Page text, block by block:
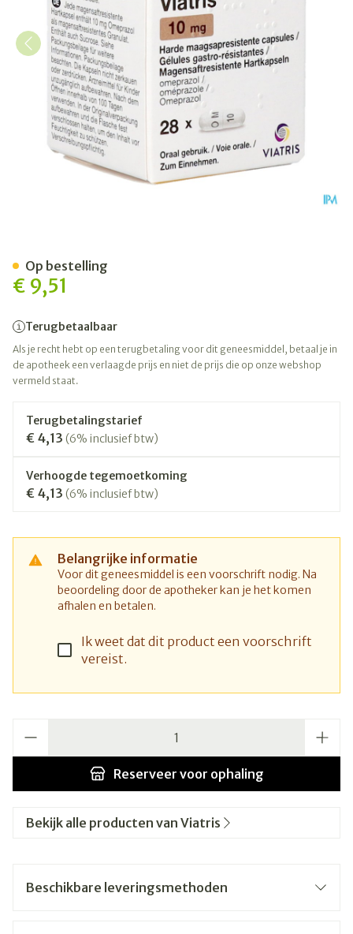
€ 9,51
Terugbetaalbaar
Als je recht hebt op een terugbetaling voor dit geneesmiddel, betaal je in
de apotheek een verlaagde prijs en niet de prijs die op onze webshop
vermeld staat.
Terugbetalingstarief
€ 4,13 (6% inclusief btw)
Verhoogde tegemoetkoming
€ 4,13 (6% inclusief btw)
Belangrijke informatie
Voor dit geneesmiddel is een voorschrift nodig. Na
beoordeling door de apotheker kan je het komen
afhalen en betalen.
Ik weet dat dit product een voorschrift
vereist.
Reserveer voor ophaling
Op bestelling
Bekijk alle producten van Viatris
Beschikbare leveringsmethoden